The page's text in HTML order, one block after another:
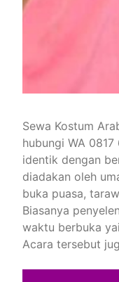
Sewa Kostum
hubungi WA 0817
identik dengan
diadakan oleh
buka puasa,
Biasanya
waktu berbuka
Acara tersebut